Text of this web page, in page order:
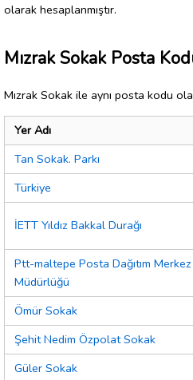
olarak hesaplanmıştır.
Mızrak Sokak Posta
Mızrak Sokak ile aynı posta kodu
Yer Adı
Tan Sokak. Parkı
Türkiye
İETT Yıldız Bakkal Durağı
Ptt-maltepe Posta Dağıtım Merkez
Müdürlüğü
Ömür Sokak
Şehit Nedim Özpolat Sokak
Güler Sokak